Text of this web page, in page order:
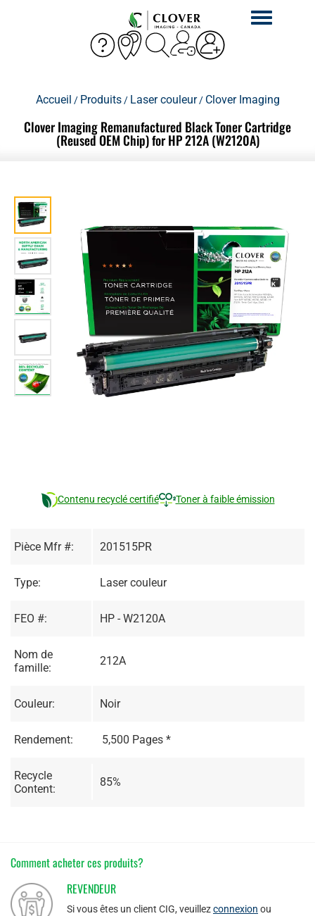
Activer
Accueil / Produits/ Laser couleur/ Clover Imaging
Clover Imaging Remanufactured Black Toner Cartridge
(Reused OEM Chip) for HP 212A (W2120A)
Contenu recyclé certifié Toner à faible émission
Pièce Mfr #: 201515PR
Type: Laser couleur
FEO #: HP - W2120A
Nom de
famille:
212A
Couleur: Noir
Rendement: 5,500 Pages *
Recycle
Content:
85%
Comment acheter ces produits?
REVENDEUR
Si vous êtes un client CIG, veuillezconnexion ou